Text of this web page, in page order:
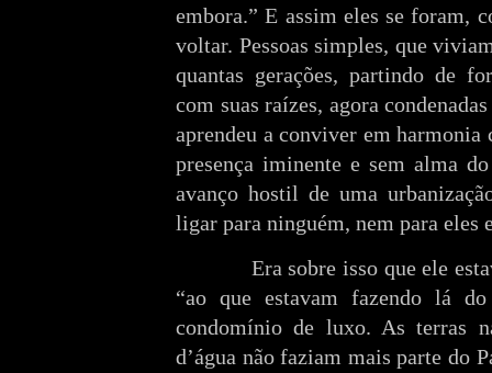
embora.” E assim eles se foram,
voltar. Pessoas simples, que
quantas gerações, partindo de
com suas raízes, agora
aprendeu a conviver em harmonia
presença iminente e sem alma
avanço hostil de uma
ligar para ninguém, nem para eles
Era sobre isso que ele
“ao que estavam fazendo lá
condomínio de luxo. As terras
d’água não faziam mais parte do